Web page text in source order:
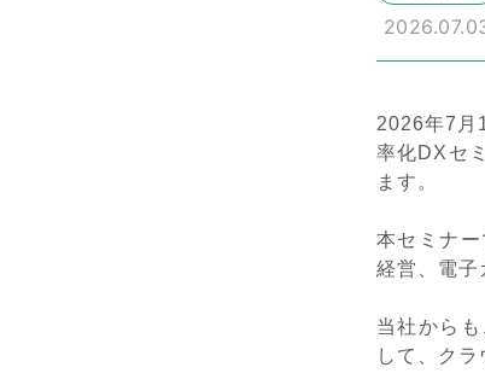
2026年7月
率化DXセ
ます。
本セミナ
経営、電子
当社から
して、ク